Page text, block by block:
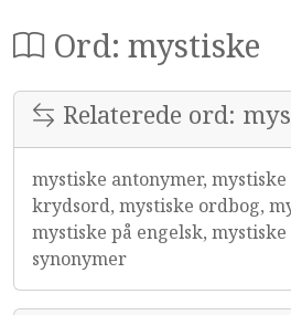
Ord: mystiske
Relaterede ord:
mystiske antonymer,
krydsord, mystiske ordbog,
mystiske på engelsk,
synonymer